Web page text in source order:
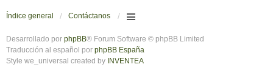
Índice general Contáctanos
Desarrollado por phpBB® Forum Software © phpBB Limited
Traducción al español por phpBB España
Style we_universal created by INVENTEA